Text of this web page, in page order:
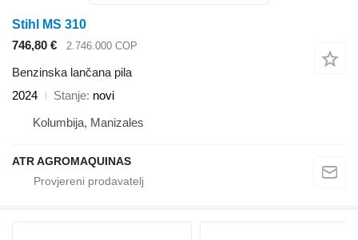
Stihl MS 310
746,80 €
2.746.000 COP
Benzinska lančana pila
2024
Stanje novi
Kolumbija, Manizales
ATR AGROMAQUINAS